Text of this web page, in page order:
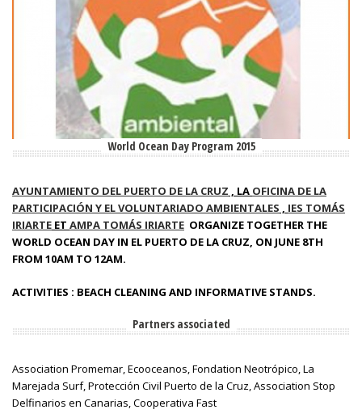
World Ocean Day Program 2015
AYUNTAMIENTO DEL PUERTO DE LA CRUZ , LA OFICINA DE LA
PARTICIPACIÓN Y EL VOLUNTARIADO AMBIENTALES , IES TOMÁS
IRIARTE ET AMPA TOMÁS IRIARTE ORGANIZE TOGETHER THE
WORLD OCEAN DAY IN EL PUERTO DE LA CRUZ, ON JUNE 8TH
FROM 10AM TO 12AM.
ACTIVITIES : BEACH CLEANING AND INFORMATIVE STANDS.
Partners associated
Association Promemar, Ecooceanos, Fondation Neotrópico, La
Marejada Surf, Protección Civil Puerto de la Cruz, Association Stop
Delfinarios en Canarias, Cooperativa Fast